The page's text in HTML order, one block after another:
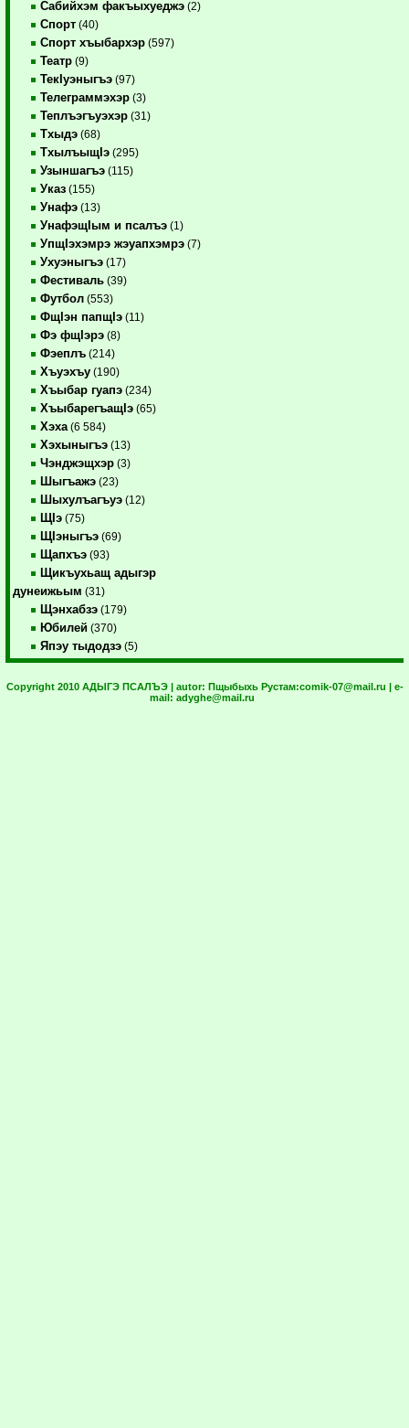
Сабийхэм факъыхуеджэ (2)
Спорт (40)
Спорт хъыбархэр (597)
Театр (9)
ТекIуэныгъэ (97)
Телеграммэхэр (3)
Теплъэгъуэхэр (31)
Тхыдэ (68)
ТхылъыщIэ (295)
Узыншагъэ (115)
Указ (155)
Унафэ (13)
УнафэщIым и псалъэ (1)
УпщIэхэмрэ жэуапхэмрэ (7)
Ухуэныгъэ (17)
Фестиваль (39)
Футбол (553)
ФщIэн папщIэ (11)
Фэ фщIэрэ (8)
Фэеплъ (214)
Хъуэхъу (190)
Хъыбар гуапэ (234)
ХъыбарегъащIэ (65)
Хэха (6 584)
Хэхыныгъэ (13)
Чэнджэщхэр (3)
Шыгъажэ (23)
Шыхулъагъуэ (12)
ЩIэ (75)
ЩIэныгъэ (69)
Щапхъэ (93)
Щикъухьащ адыгэр
дунеижьым (31)
Щэнхабзэ (179)
Юбилей (370)
Япэу тыдодзэ (5)
Copyright 2010 АДЫГЭ ПСАЛЪЭ | autor: Пщыбыхь Рустам:comik-07@mail.ru | e-
mail: adyghe@mail.ru